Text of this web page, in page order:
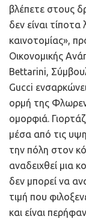
βλέπετε στους
δεν είναι
καινοτομίας»,
Οικονομικής
Bettarini,
Gucci
ορμή της
ομορφιά.
μέσα από τις
την πόλη στον
αναδειχθεί μια
δεν μπορεί να
τιμή που
και είναι